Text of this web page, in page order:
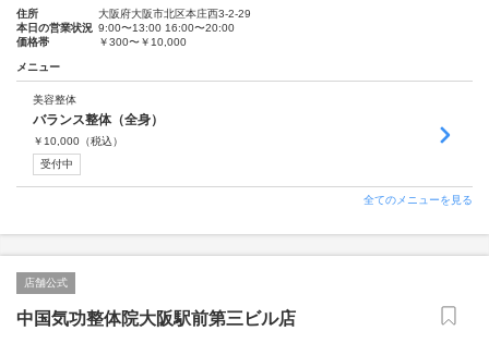
住所
大阪府大阪市北区本庄西3-2-29
本日の営業状況 9:00〜13:00 16:00〜20:00
価格帯
￥300〜￥10,000
メニュー
美容整体
バランス整体（全身）
￥ 10,000 （税込）
受付中
全てのメニューを見る
店舗公式
中国気功整体院大阪駅前第三ビル店